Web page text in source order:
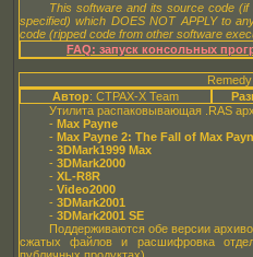
This software and its source code
specified) which DOES NOT APPLY to
code (ripped code from other software
FAQ: запуск консольных
Автор: CTPAX-X Team
Утилита распаковывающая .RAS
- Max Payne
- Max Payne 2: The Fall of Max
- 3DMark1999 Max
- 3DMark2000
- XL-R8R
- Video2000
- 3DMark2001
- 3DMark2001 SE
Поддерживаются обе версии
сжатых файлов и расшифровка